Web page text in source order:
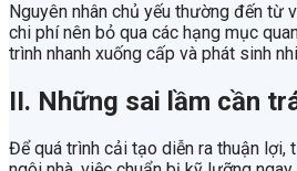
Nguyên nhân chủ yếu thường đến từ
chi phí nên bỏ qua các hạng mục
trình nhanh xuống cấp và phát sinh
II. Những sai lầm cần
Để quá trình cải tạo diễn ra thuận